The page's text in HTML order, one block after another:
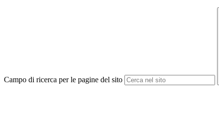
Campo di ricerca per le pagine del sito